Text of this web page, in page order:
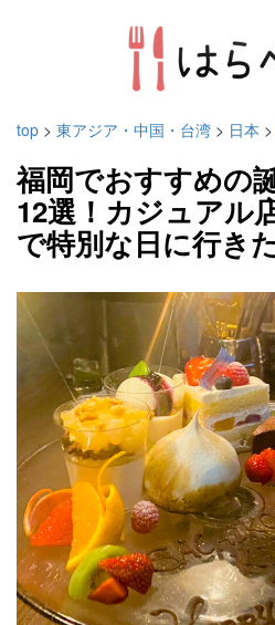
top > 東アジア・中国・台湾 > 日本 >
福岡でおすすめの
12選！カジュアル
で特別な日に行き